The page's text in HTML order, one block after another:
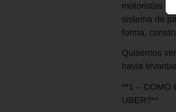
motoristas
sistema de
forma,
Quisemos
havia
**1 – COMO
UBER?**